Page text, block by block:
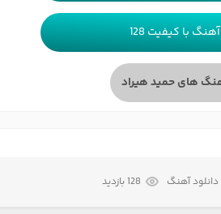
با کیفیت 128
های حمید هیراد
دانلود آهنگ 128 بازدید